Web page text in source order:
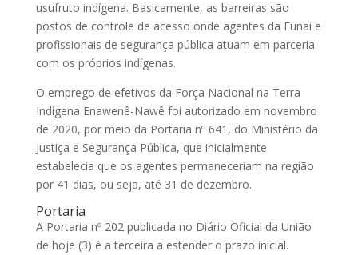
usufruto indígena. Basicamente, as barreiras são
postos de controle de acesso onde agentes da Funai e
profissionais de segurança pública atuam em parceria
com os próprios indígenas.
O emprego de efetivos da Força Nacional na Terra
Indígena Enawenê-Nawê foi autorizado em novembro
de 2020, por meio da Portaria nº 641, do Ministério da
Justiça e Segurança Pública, que inicialmente
estabelecia que os agentes permaneceriam na região
por 41 dias, ou seja, até 31 de dezembro.
Portaria
A Portaria nº 202 publicada no Diário Oficial da União
de hoje (3) é a terceira a estender o prazo inicial.